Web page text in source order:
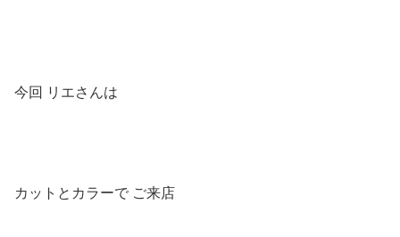
今回 リエさんは
カットとカラーで ご来店